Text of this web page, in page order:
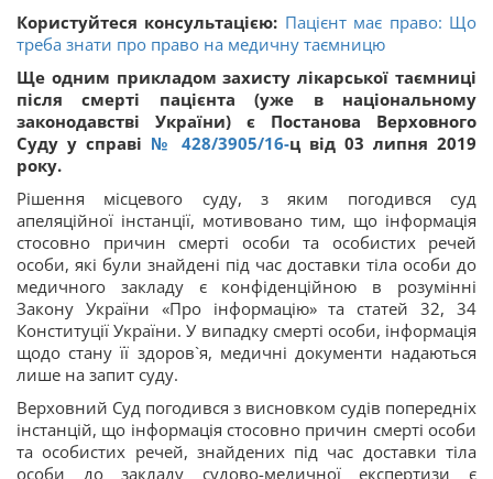
Користуйтеся консультацією: Пацієнт має право: Що
треба знати про право на медичну таємницю
Ще одним прикладом захисту лікарської таємниці
після смерті пацієнта (уже в національному
законодавстві України) є Постанова Верховного
Суду у справі № 428/3905/16-ц від 03 липня 2019
року.
Рішення місцевого суду, з яким погодився суд
апеляційної інстанції, мотивовано тим, що інформація
стосовно причин смерті особи та особистих речей
особи, які були знайдені під час доставки тіла особи до
медичного закладу є конфіденційною в розумінні
Закону України «Про інформацію» та статей 32, 34
Конституції України. У випадку смерті особи, інформація
щодо стану її здоров`я, медичні документи надаються
лише на запит суду.
Верховний Суд погодився з висновком судів попередніх
інстанцій, що інформація стосовно причин смерті особи
та особистих речей, знайдених під час доставки тіла
особи до закладу судово-медичної експертизи є